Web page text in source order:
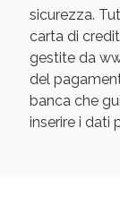
sicurezza.
carta di
gestite da
del
banca che
inserire i dati